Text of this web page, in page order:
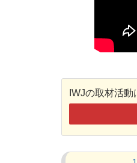
IWJの取材活